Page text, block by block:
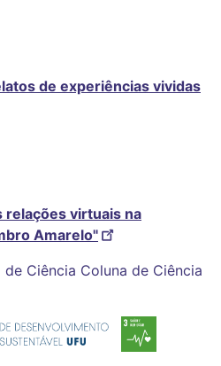
de experiências vividas
relações virtuais na
Amarelo"
de Ciência Coluna de Ciência